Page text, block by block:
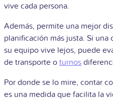
vive cada persona.
Además, permite una mejor
planificación más justa. Si
su equipo vive lejos, puede
de transporte o turnos
Por donde se lo mire, contar
es una medida que facilita la